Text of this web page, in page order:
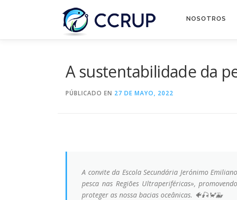
NOSOTROS
A sustentabilidade da
PÚBLICADO EN 27 DE MAYO, 2022
A convite da Escola Secundária Jerónimo
pesca nas Regiões Ultraperiféricas»,
proteger as nossa bacias oceânicas. 🐠🎣🦀🐳